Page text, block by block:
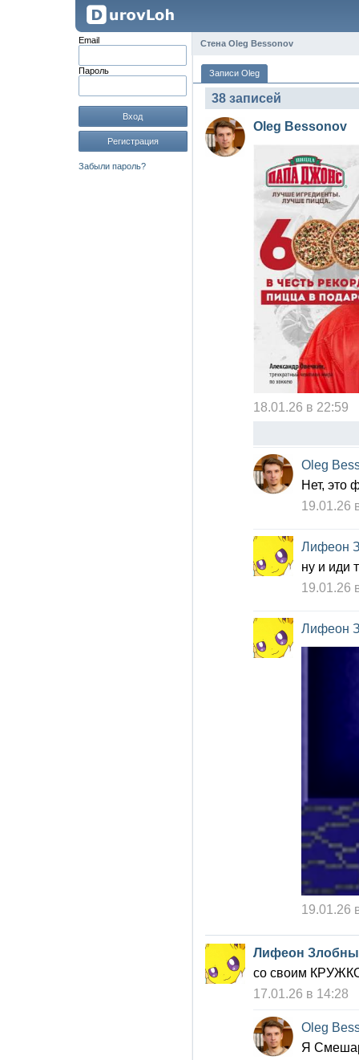
Email
Пароль
Вход
Регистрация
Забыли пароль?
Стена Oleg Bessonov
Записи Oleg
38 записей
Oleg Bessonov
18.01.26 в 22:59
Oleg
Нет, это
19.01.26
Лифеон
ну и иди
19.01.26
Лифеон
19.01.26
Лифеон
со своим
17.01.26 в 14:28
Oleg
Я